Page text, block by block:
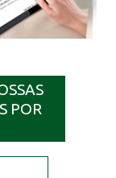
POR